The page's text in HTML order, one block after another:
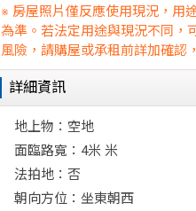
※ 房屋照片僅反應使用現況，用
為準。若法定用途與現況不同，
風險，請購屋或承租前詳加確認
詳細資訊
地上物：空地
面臨路寬：4米 米
法拍地：否
朝向方位：坐東朝西